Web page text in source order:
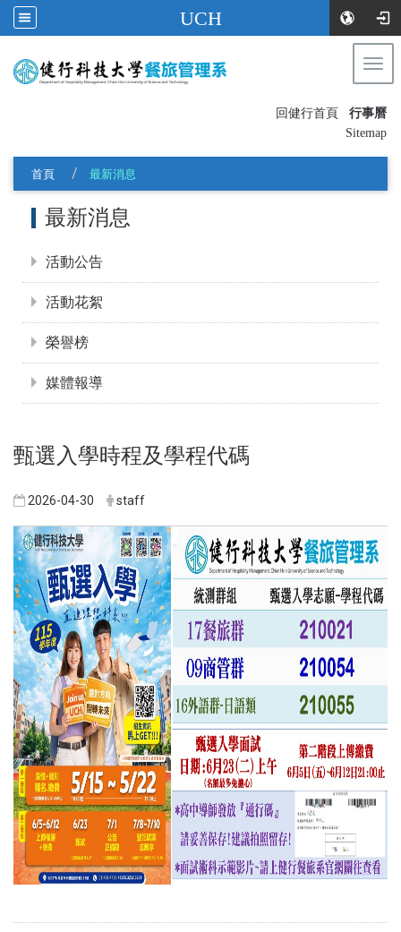
UCH
回健行首頁
行事曆
Sitemap
首頁 最新消息
最新消息
活動公告
活動花絮
榮譽榜
媒體報導
甄選入學時程及學程代碼
2026-04-30 staff